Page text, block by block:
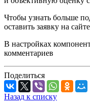
Чтобы узнать больше
оставить заявку на
В настройках
комментариев
Поделиться
Назад к списку